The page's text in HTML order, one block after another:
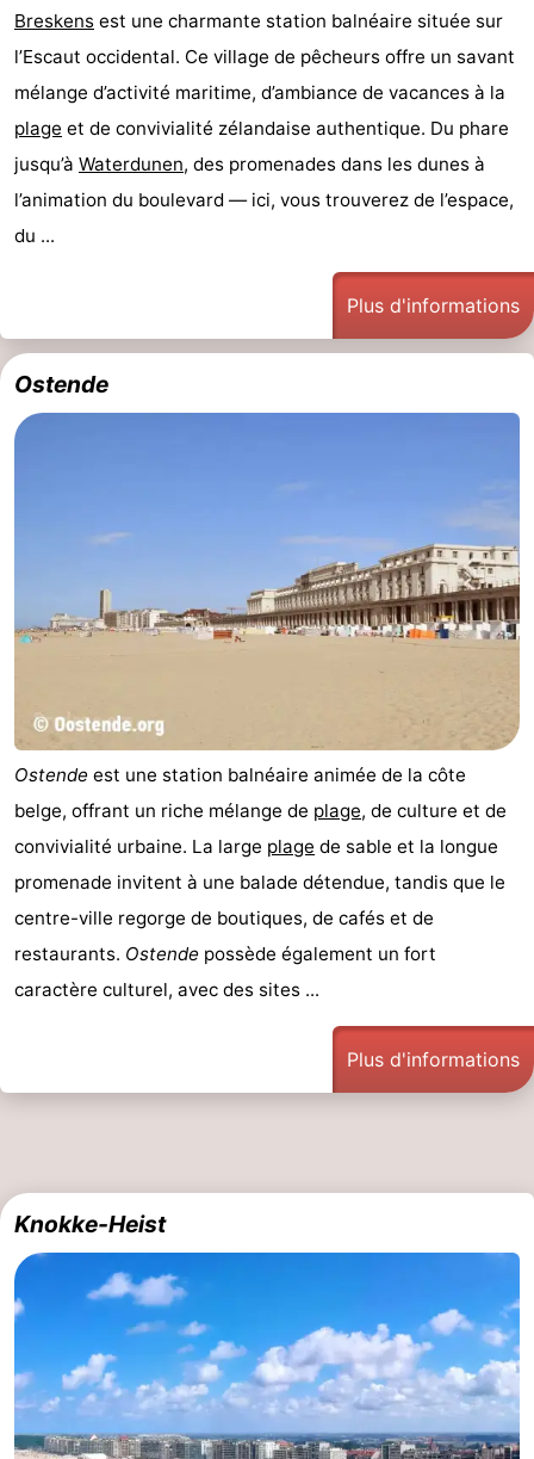
Breskens est une charmante station balnéaire située sur
l’Escaut occidental. Ce village de pêcheurs offre un savant
mélange d’activité maritime, d’ambiance de vacances à la
plage et de convivialité zélandaise authentique. Du phare
jusqu’à Waterdunen, des promenades dans les dunes à
l’animation du boulevard — ici, vous trouverez de l’espace,
du ...
Plus d'informations
Ostende
Ostende est une station balnéaire animée de la côte
belge, offrant un riche mélange de plage, de culture et de
convivialité urbaine. La large plage de sable et la longue
promenade invitent à une balade détendue, tandis que le
centre-ville regorge de boutiques, de cafés et de
restaurants. Ostende possède également un fort
caractère culturel, avec des sites ...
Plus d'informations
Knokke-Heist